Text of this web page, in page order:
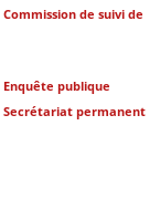
Commission de suivi de
Enquête publique
Secrétariat permanent